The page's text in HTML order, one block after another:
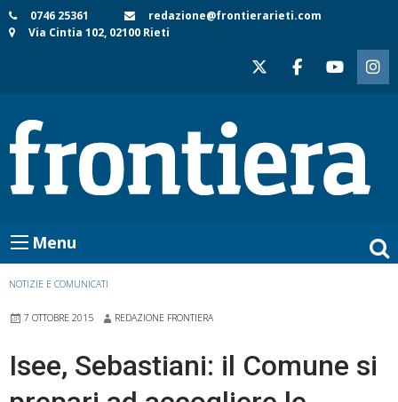
Skip
to
0746 25361
redazione@frontierarieti.com
Via Cintia 102, 02100 Rieti
Menu
NOTIZIE E COMUNICATI
7 OTTOBRE 2015 REDAZIONE FRONTIERA
Isee, Sebastiani: il Comune si